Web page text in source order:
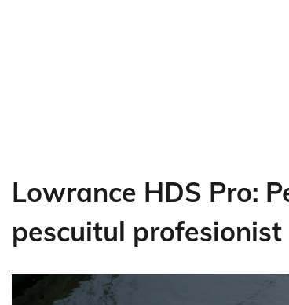
Lowrance HDS Pro:
pescuitul profesionist